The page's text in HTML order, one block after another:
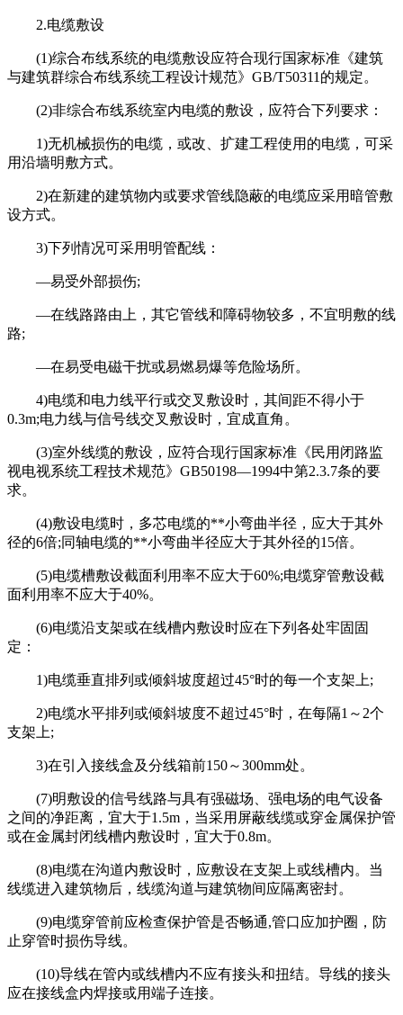
2.电缆敷设
(1)综合布线系统的电缆敷设应符合现行国家标准《建筑
与建筑群综合布线系统工程设计规范》GB/T50311的规定。
(2)非综合布线系统室内电缆的敷设，应符合下列要求：
1)无机械损伤的电缆，或改、扩建工程使用的电缆，可采
用沿墙明敷方式。
2)在新建的建筑物内或要求管线隐蔽的电缆应采用暗管敷
设方式。
3)下列情况可采用明管配线：
—易受外部损伤;
—在线路路由上，其它管线和障碍物较多，不宜明敷的线
路;
—在易受电磁干扰或易燃易爆等危险场所。
4)电缆和电力线平行或交叉敷设时，其间距不得小于
0.3m;电力线与信号线交叉敷设时，宜成直角。
(3)室外线缆的敷设，应符合现行国家标准《民用闭路监
视电视系统工程技术规范》GB50198—1994中第2.3.7条的要
求。
(4)敷设电缆时，多芯电缆的**小弯曲半径，应大于其外
径的6倍;同轴电缆的**小弯曲半径应大于其外径的15倍。
(5)电缆槽敷设截面利用率不应大于60%;电缆穿管敷设截
面利用率不应大于40%。
(6)电缆沿支架或在线槽内敷设时应在下列各处牢固固
定：
1)电缆垂直排列或倾斜坡度超过45°时的每一个支架上;
2)电缆水平排列或倾斜坡度不超过45°时，在每隔1～2个
支架上;
3)在引入接线盒及分线箱前150～300mm处。
(7)明敷设的信号线路与具有强磁场、强电场的电气设备
之间的净距离，宜大于1.5m，当采用屏蔽线缆或穿金属保护管
或在金属封闭线槽内敷设时，宜大于0.8m。
(8)电缆在沟道内敷设时，应敷设在支架上或线槽内。当
线缆进入建筑物后，线缆沟道与建筑物间应隔离密封。
(9)电缆穿管前应检查保护管是否畅通,管口应加护圈，防
止穿管时损伤导线。
(10)导线在管内或线槽内不应有接头和扭结。导线的接头
应在接线盒内焊接或用端子连接。